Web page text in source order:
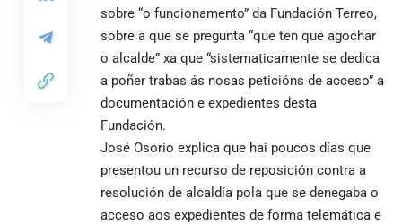
sobre “o funcionamento” da Fundación Terreo,
sobre a que se pregunta “que ten que agochar
o alcalde” xa que “sistematicamente se dedica
a poñer trabas ás nosas peticións de acceso” a
documentación e expedientes desta
Fundación.
José Osorio explica que hai poucos días que
presentou un recurso de reposición contra a
resolución de alcaldía pola que se denegaba o
acceso aos expedientes de forma telemática e